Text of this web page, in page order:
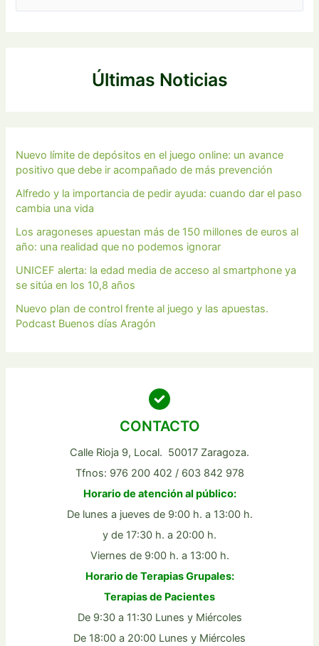
r
:
Últimas Noticias
Nuevo límite de depósitos en el juego online: un avance
positivo que debe ir acompañado de más prevención
Alfredo y la importancia de pedir ayuda: cuando dar el paso
cambia una vida
Los aragoneses apuestan más de 150 millones de euros al
año: una realidad que no podemos ignorar
UNICEF alerta: la edad media de acceso al smartphone ya
se sitúa en los 10,8 años
Nuevo plan de control frente al juego y las apuestas.
Podcast Buenos días Aragón
CONTACTO
Calle Rioja 9, Local. 50017 Zaragoza.
Tfnos: 976 200 402 / 603 842 978
Horario de atención al público:
De lunes a jueves de 9:00 h. a 13:00 h.
y de 17:30 h. a 20:00 h.
Viernes de 9:00 h. a 13:00 h.
Horario de Terapias Grupales:
Terapias de Pacientes
De 9:30 a 11:30 Lunes y Miércoles
De 18:00 a 20:00 Lunes y Miércoles